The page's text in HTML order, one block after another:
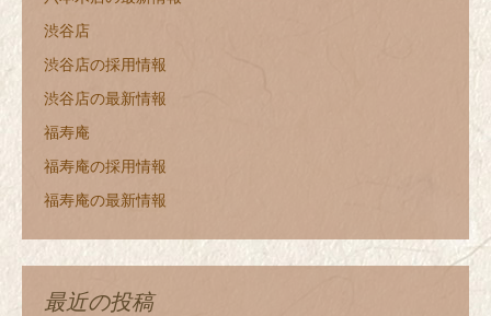
渋谷店
渋谷店の採用情報
渋谷店の最新情報
福寿庵
福寿庵の採用情報
福寿庵の最新情報
最近の投稿